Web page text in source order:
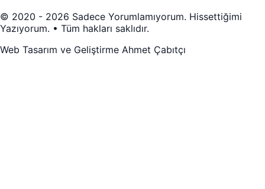
Sosyal Medya
© 2020 - 2026 Sadece Yorumlamıyorum. Hissettiğimi
Yazıyorum. • Tüm hakları saklıdır.
Web Tasarım ve Geliştirme Ahmet Çabıtçı